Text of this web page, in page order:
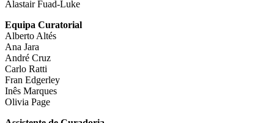
Alastair Fuad-Luke
Equipa Curatorial
Alberto Altés
Ana Jara
André Cruz
Carlo Ratti
Fran Edgerley
Inês Marques
Olivia Page